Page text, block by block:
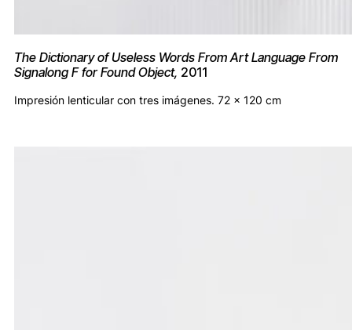
The Dictionary of Useless Words From Art Language From
Signalong F for Found Object, 2011
Impresión lenticular con tres imágenes. 72 x 120 cm